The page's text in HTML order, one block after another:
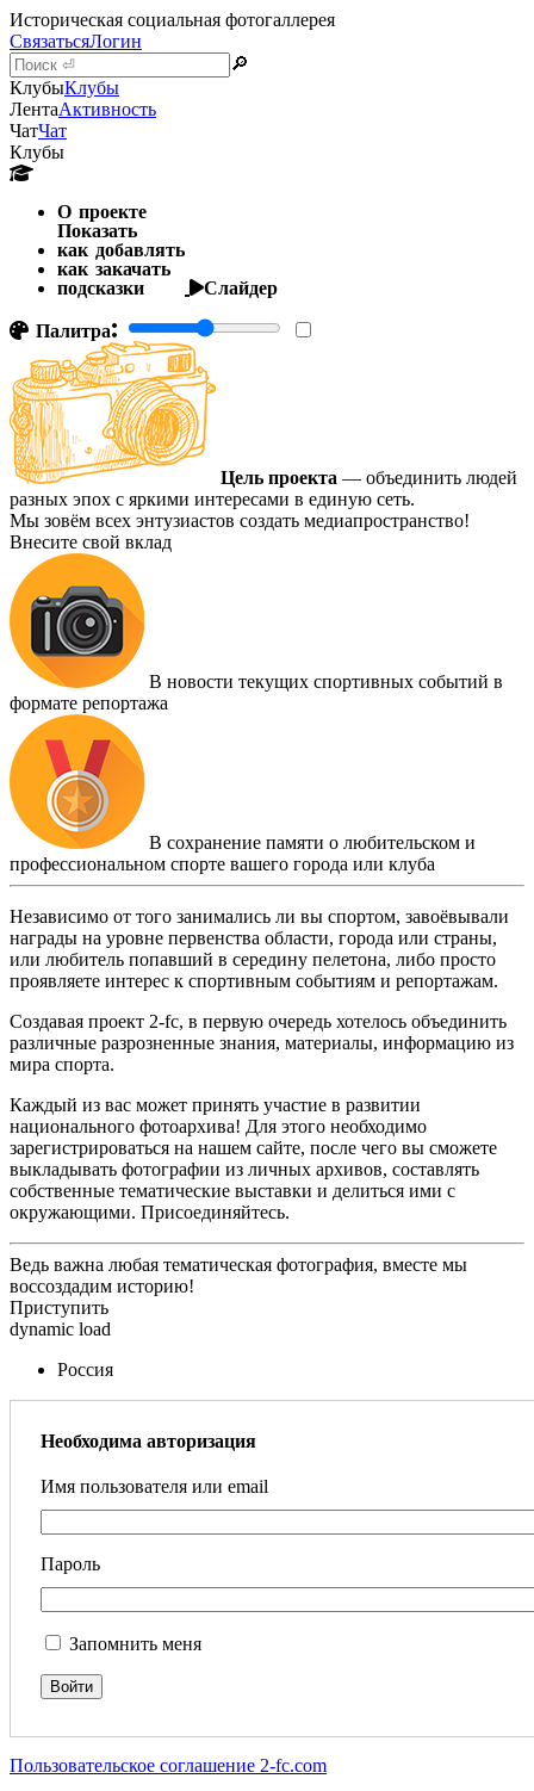
Историческая социальная фотогаллерея
СвязатьсяЛогин
🔎
КлубыКлубы
ЛентаАктивность
ЧатЧат
Клубы
О проекте
Показать
как добавлять
как закачать
подсказки
Слайдер
Палитра:
Цель проекта — объединить людей
разных эпох с яркими интересами в единую сеть.
Мы зовём всех энтузиастов создать медиапространство!
Внесите свой вклад
В новости текущих спортивных событий в
формате репортажа
В сохранение памяти о любительском и
профессиональном спорте вашего города или клуба
Независимо от того занимались ли вы спортом, завоёвывали
награды на уровне первенства области, города или страны,
или любитель попавший в середину пелетона, либо просто
проявляете интерес к спортивным событиям и репортажам.
Создавая проект 2-fc, в первую очередь хотелось объединить
различные разрозненные знания, материалы, информацию из
мира спорта.
Каждый из вас может принять участие в развитии
национального фотоархива! Для этого необходимо
зарегистрироваться на нашем сайте, после чего вы сможете
выкладывать фотографии из личных архивов, составлять
собственные тематические выставки и делиться ими с
окружающими. Присоединяйтесь.
Ведь важна любая тематическая фотография, вместе мы
воссоздадим историю!
Приступить
dynamic load
Россия
Необходима авторизация
Имя пользователя или email
Пароль
Запомнить меня
Пользовательское соглашение 2-fc.com